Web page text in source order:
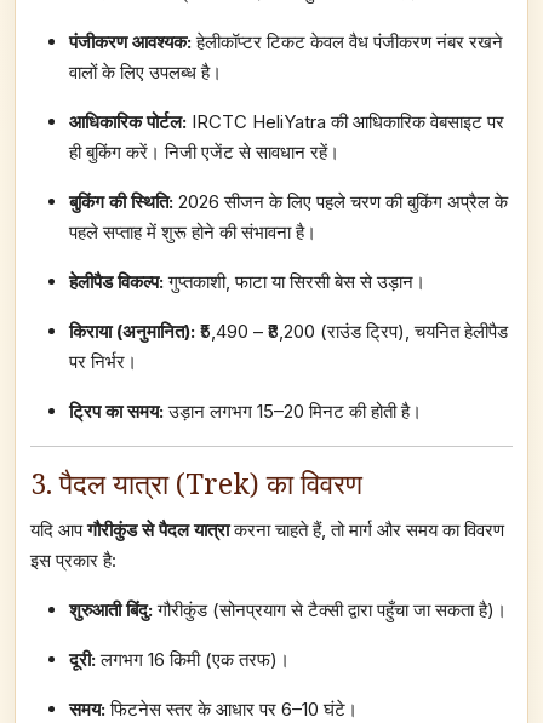
पंजीकरण आवश्यक:हेलीकॉप्टर टिकट केवल वैध पंजीकरण नंबर रखने
वालों के लिए उपलब्ध है।
आधिकारिक पोर्टल: IRCTC HeliYatra की आधिकारिक वेबसाइट पर
ही बुकिंग करें। निजी एजेंट से सावधान रहें।
बुकिंग की स्थिति: 2026 सीजन के लिए पहले चरण की बुकिंग अप्रैल के
पहले सप्ताह में शुरू होने की संभावना है।
हेलीपैड विकल्प:गुप्तकाशी, फाटा या सिरसी बेस से उड़ान।
किराया (अनुमानित): ₹5,490 – ₹8,200 (राउंड ट्रिप), चयनित हेलीपैड
पर निर्भर।
ट्रिप का समय:उड़ान लगभग 15–20 मिनट की होती है।
3. पैदल यात्रा (Trek) का विवरण
यदि आपगौरीकुंड से पैदल यात्राकरना चाहते हैं, तो मार्ग और समय का विवरण
इस प्रकार है:
शुरुआती बिंदु:गौरीकुंड (सोनप्रयाग से टैक्सी द्वारा पहुँचा जा सकता है)।
दूरी:लगभग 16 किमी (एक तरफ)।
समय:फिटनेस स्तर के आधार पर 6–10 घंटे।